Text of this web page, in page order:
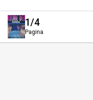
1/4
Pagina